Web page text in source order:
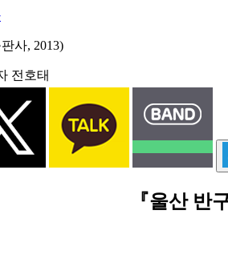
사, 2013)
전호태
『울산 반